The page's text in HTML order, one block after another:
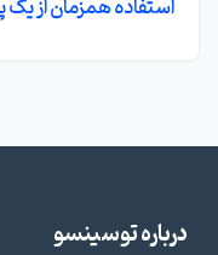
استفاده همزمان از یک
درباره توسینسو